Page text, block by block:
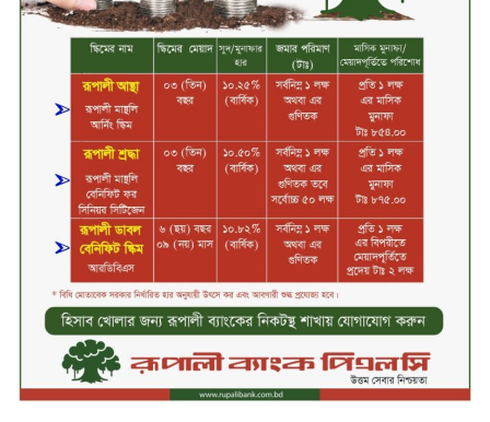
নিরাপদ ও স্বল্পব্যয়ে ক্যাশলেস লেনদেন
গড়তে কাজ করছে বাংলাদেশ ব্যাংক:
গভর্নর
জীবননগর সীমান্ত দিয়ে ভারতে অবৈধ
অনুপ্রবেশের সময় ৮ বাংলাদেশি নারী
আটক